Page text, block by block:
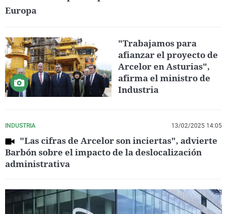
Europa
"Trabajamos para
afianzar el proyecto de
Arcelor en Asturias",
afirma el ministro de
Industria
INDUSTRIA 13/02/2025 14:05
"Las cifras de Arcelor son inciertas", advierte
Barbón sobre el impacto de la deslocalización
administrativa